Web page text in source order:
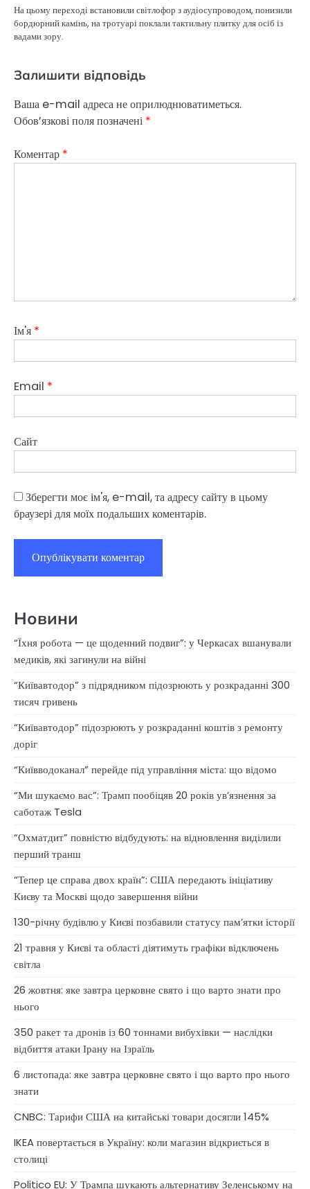
На цьому переході встановили світлофор з аудіосупроводом, понизили
бордюрний камінь, на тротуарі поклали тактильну плитку для осіб із
вадами зору.
Залишити відповідь
Ваша e-mail адреса не оприлюднюватиметься.
Обов’язкові поля позначені *
Коментар *
Ім'я *
Email *
Сайт
Зберегти моє ім'я, e-mail, та адресу сайту в цьому
браузері для моїх подальших коментарів.
Новини
“Їхня робота — це щоденний подвиг”: у Черкасах вшанували
медиків, які загинули на війні
“Київавтодор” з підрядником підозрюють у розкраданні 300
тисяч гривень
“Київавтодор” підозрюють у розкраданні коштів з ремонту
доріг
“Київводоканал” перейде під управління міста: що відомо
“Ми шукаємо вас”: Трамп пообіцяв 20 років ув’язнення за
саботаж Tesla
“Охматдит” повністю відбудують: на відновлення виділили
перший транш
“Тепер це справа двох країн”: США передають ініціативу
Києву та Москві щодо завершення війни
130-річну будівлю у Києві позбавили статусу памʼятки історії
21 травня у Києві та області діятимуть графіки відключень
світла
26 жовтня: яке завтра церковне свято і що варто знати про
нього
350 ракет та дронів із 60 тоннами вибухівки — наслідки
відбиття атаки Ірану на Ізраїль
6 листопада: яке завтра церковне свято і що варто про нього
знати
CNBC: Тарифи США на китайські товари досягли 145%
IKEA повертається в Україну: коли магазин відкриється в
столиці
Politico EU: У Трампа шукають альтернативу Зеленському на